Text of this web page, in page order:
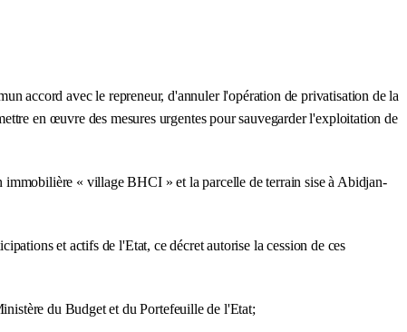
accord avec le repreneur, d'annuler l'opération de privatisation de la
en œuvre des mesures urgentes pour sauvegarder l'exploitation de
« village BHCI » et la parcelle de terrain sise à Abidjan-
et actifs de l'Etat, ce décret autorise la cession de ces
du Budget et du Portefeuille de l'Etat;